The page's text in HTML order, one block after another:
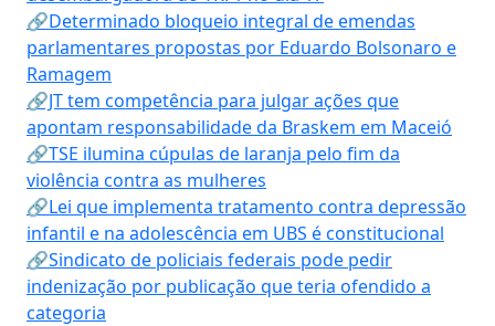
🔗Determinado bloqueio integral de emendas
parlamentares propostas por Eduardo Bolsonaro e
Ramagem
🔗JT tem competência para julgar ações que
apontam responsabilidade da Braskem em Maceió
🔗TSE ilumina cúpulas de laranja pelo fim da
violência contra as mulheres
🔗Lei que implementa tratamento contra depressão
infantil e na adolescência em UBS é constitucional
🔗Sindicato de policiais federais pode pedir
indenização por publicação que teria ofendido a
categoria